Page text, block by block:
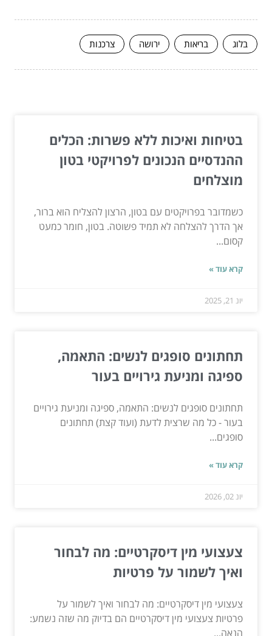
בלוג בריאות ירושה צרכנות
בטיחות ואיכות ללא פשרות: הכלים
ההנדסיים הנכונים לפרויקטי בטון
מוצלחים
כשמדובר בפרויקטים עם בטון, הרצון להצליח הוא ברור,
אך הדרך להצלחה לא תמיד פשוטה. בטון, חומר כמעט
קסום...
קרא עוד »
יונ 21, 2025
תחתונים סופגים לנשים: התאמה,
ספיגה ומניעת גירויים בעור
תחתונים סופגים לנשים: התאמה, ספיגה ומניעת גירויים
בעור - כל מה שרצית לדעת (ועוד קצת) תחתונים
סופגים...
קרא עוד »
יונ 02, 2026
צעצועי מין דיסקרטיים: מה לבחור
ואיך לשמור על פרטיות
צעצועי מין דיסקרטיים: מה לבחור ואיך לשמור על
פרטיות צעצועי מין דיסקרטיים הם בדיוק מה שזה נשמע:
הנאה...